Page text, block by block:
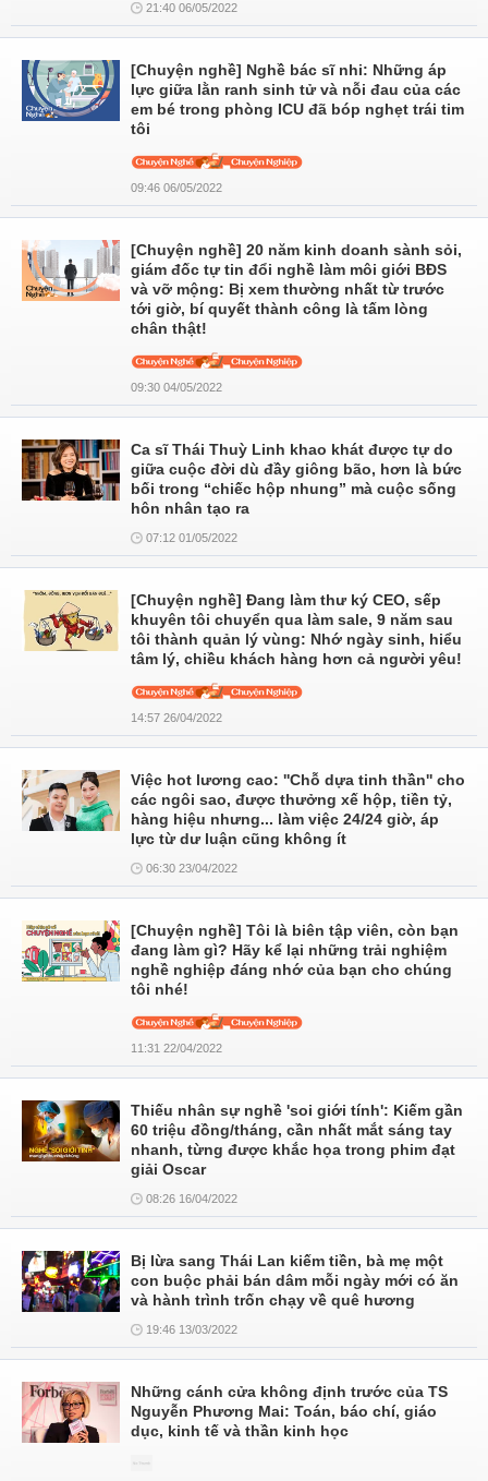
21:40 06/05/2022
[Chuyện nghề] Nghề bác sĩ nhi: Những áp
lực giữa lằn ranh sinh tử và nỗi đau của các
em bé trong phòng ICU đã bóp nghẹt trái tim
tôi
09:46 06/05/2022
[Chuyện nghề] 20 năm kinh doanh sành sỏi,
giám đốc tự tin đổi nghề làm môi giới BĐS
và vỡ mộng: Bị xem thường nhất từ trước
tới giờ, bí quyết thành công là tấm lòng
chân thật!
09:30 04/05/2022
Ca sĩ Thái Thuỳ Linh khao khát được tự do
giữa cuộc đời dù đầy giông bão, hơn là bức
bối trong “chiếc hộp nhung” mà cuộc sống
hôn nhân tạo ra
07:12 01/05/2022
[Chuyện nghề] Đang làm thư ký CEO, sếp
khuyên tôi chuyển qua làm sale, 9 năm sau
tôi thành quản lý vùng: Nhớ ngày sinh, hiểu
tâm lý, chiều khách hàng hơn cả người yêu!
14:57 26/04/2022
Việc hot lương cao: ''Chỗ dựa tinh thần'' cho
các ngôi sao, được thưởng xế hộp, tiền tỷ,
hàng hiệu nhưng... làm việc 24/24 giờ, áp
lực từ dư luận cũng không ít
06:30 23/04/2022
[Chuyện nghề] Tôi là biên tập viên, còn bạn
đang làm gì? Hãy kể lại những trải nghiệm
nghề nghiệp đáng nhớ của bạn cho chúng
tôi nhé!
11:31 22/04/2022
Thiếu nhân sự nghề 'soi giới tính': Kiếm gần
60 triệu đồng/tháng, cần nhất mắt sáng tay
nhanh, từng được khắc họa trong phim đạt
giải Oscar
08:26 16/04/2022
Bị lừa sang Thái Lan kiếm tiền, bà mẹ một
con buộc phải bán dâm mỗi ngày mới có ăn
và hành trình trốn chạy về quê hương
19:46 13/03/2022
Những cánh cửa không định trước của TS
Nguyễn Phương Mai: Toán, báo chí, giáo
dục, kinh tế và thần kinh học